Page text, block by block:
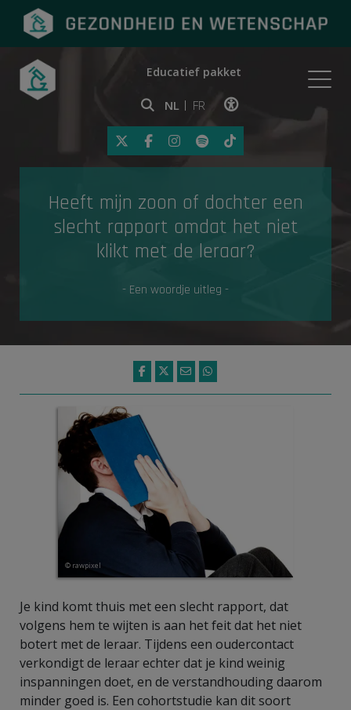
Onderwerpen
Gezondheid in de media
Educatief pakket
NL FR
Klik op deze link om
Heeft mijn zoon of dochter een
slecht rapport omdat het niet
klikt met de leraar?
- Een woordje uitleg -
© rawpixel
Je kind komt thuis met een slecht rapport, dat
volgens hem te wijten is aan het feit dat het niet
botert met de leraar. Tijdens een oudercontact
verkondigt de leraar echter dat je kind weinig
inspanningen doet, en de verstandhouding daarom
minder goed is. Een cohortstudie kan dit soort